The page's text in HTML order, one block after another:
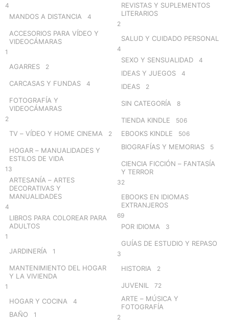
4
MANDOS A DISTANCIA 4
ACCESORIOS PARA VÍDEO Y
VIDEOCÁMARAS
1
AGARRES 2
CARCASAS Y FUNDAS 4
FOTOGRAFÍA Y
VIDEOCÁMARAS
2
TV – VÍDEO Y HOME CINEMA 2
HOGAR – MANUALIDADES Y
ESTILOS DE VIDA
13
ARTESANÍA – ARTES
DECORATIVAS Y
MANUALIDADES
4
LIBROS PARA COLOREAR PARA
ADULTOS
1
JARDINERÍA 1
MANTENIMIENTO DEL HOGAR
Y LA VIVIENDA
1
HOGAR Y COCINA 4
BAÑO 1
REVISTAS Y SUPLEMENTOS
LITERARIOS
2
SALUD Y CUIDADO PERSONAL
4
SEXO Y SENSUALIDAD 4
IDEAS Y JUEGOS 4
IDEAS 2
SIN CATEGORÍA 8
TIENDA KINDLE 506
EBOOKS KINDLE 506
BIOGRAFÍAS Y MEMORIAS 5
CIENCIA FICCIÓN – FANTASÍA
Y TERROR
32
EBOOKS EN IDIOMAS
EXTRANJEROS
69
POR IDIOMA 3
GUÍAS DE ESTUDIO Y REPASO
3
HISTORIA 2
JUVENIL 72
ARTE – MÚSICA Y
FOTOGRAFÍA
2